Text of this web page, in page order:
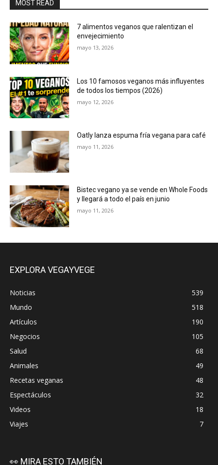
MOST READ
7 alimentos veganos que ralentizan el
envejecimiento
mayo 13, 2026
Los 10 famosos veganos más influyentes
de todos los tiempos (2026)
mayo 12, 2026
Oatly lanza espuma fría vegana para café
mayo 11, 2026
Bistec vegano ya se vende en Whole Foods
y llegará a todo el país en junio
mayo 11, 2026
EXPLORA VEGAYVEGE
Noticias
539
Mundo
518
Artículos
190
Negocios
105
Salud
68
Animales
49
Recetas veganas
48
Espectáculos
32
Videos
18
Viajes
7
👀 MIRA ESTO TAMBIÉN